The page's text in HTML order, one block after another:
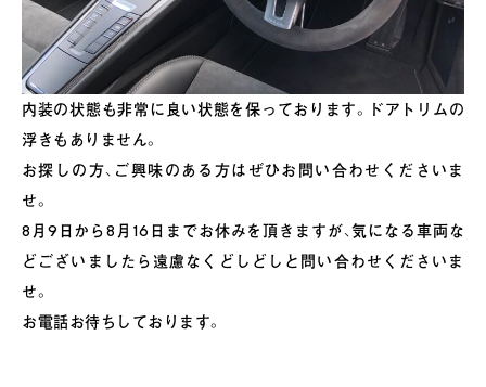
内装の状態も非常に良い状態を保っております。ドアトリムの
浮きもありません。
お探しの方、ご興味のある方はぜひお問い合わせくださいま
せ。
8月9日から8月16日までお休みを頂きますが、気になる車両な
どございましたら遠慮なくどしどしと問い合わせくださいま
せ。
お電話お待ちしております。